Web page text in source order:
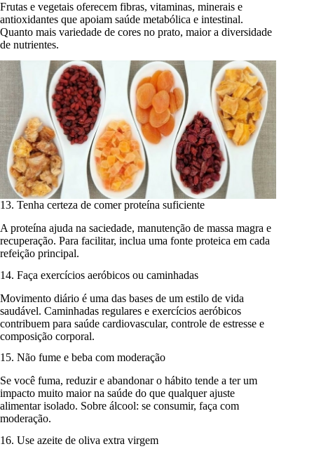
Frutas e vegetais oferecem fibras, vitaminas, minerais e
antioxidantes que apoiam saúde metabólica e intestinal.
Quanto mais variedade de cores no prato, maior a diversidade
de nutrientes.
13. Tenha certeza de comer proteína suficiente
A proteína ajuda na saciedade, manutenção de massa magra e
recuperação. Para facilitar, inclua uma fonte proteica em cada
refeição principal.
14. Faça exercícios aeróbicos ou caminhadas
Movimento diário é uma das bases de um estilo de vida
saudável. Caminhadas regulares e exercícios aeróbicos
contribuem para saúde cardiovascular, controle de estresse e
composição corporal.
15. Não fume e beba com moderação
Se você fuma, reduzir e abandonar o hábito tende a ter um
impacto muito maior na saúde do que qualquer ajuste
alimentar isolado. Sobre álcool: se consumir, faça com
moderação.
16. Use azeite de oliva extra virgem